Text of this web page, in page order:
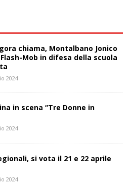
chiama, Montalbano Jonico
Mob in difesa della scuola
2024
in scena “Tre Donne in
2024
si vota il 21 e 22 aprile
2024